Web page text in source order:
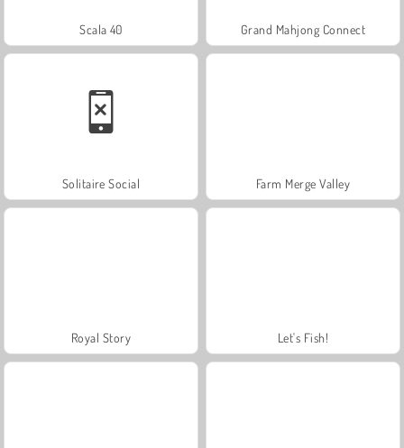
Scala 40 Grand Mahjong Connect
Solitaire Social Farm Merge Valley
Royal Story Let's Fish!